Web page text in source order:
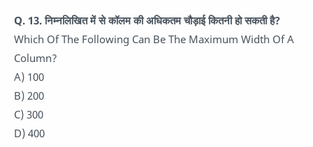
Q. 13.निम्नलिखित में से कॉलम की अधिकतम चौड़ाई कितनी हो सकती है?
Which Of The Following Can Be The Maximum Width Of A
Column?
A) 100
B) 200
C) 300
D) 400